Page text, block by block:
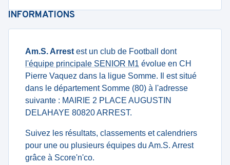
INFORMATIONS
Am.S. Arrest est un club de Football dont
l'équipe principale SENIOR M1 évolue en CH
Pierre Vaquez dans la ligue Somme. Il est situé
dans le département Somme (80) à l'adresse
suivante : MAIRIE 2 PLACE AUGUSTIN
DELAHAYE 80820 ARREST.
Suivez les résultats, classements et calendriers
pour une ou plusieurs équipes du Am.S. Arrest
grâce à Score'n'co.